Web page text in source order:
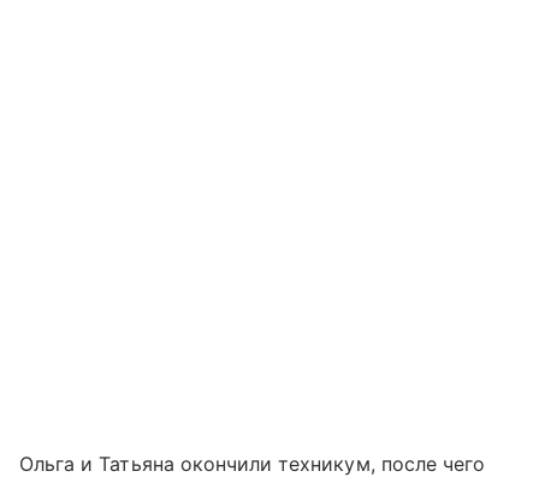
Ольга и Татьяна окончили техникум, после чего